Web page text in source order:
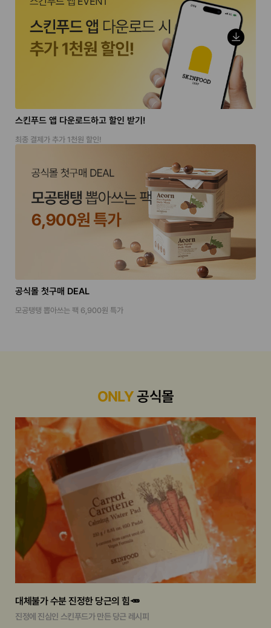
스킨푸드 앱 다운로드하고 할인 받기!
최종 결제가 추가 1천원 할인!
공식몰 첫구매 DEAL
모공탱탱 뽑아쓰는 팩 6,900원 특가
ONLY공식몰
대체불가 수분 진정한 당근의 힘🥕
진정에 진심인 스킨푸드가 만든 당근 레시피